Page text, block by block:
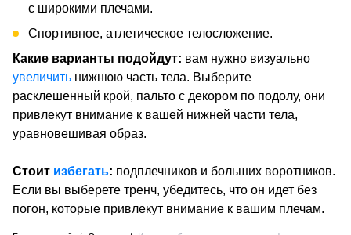
с широкими плечами.
Спортивное, атлетическое телосложение.
Какие варианты подойдут: вам нужно визуально
увеличить нижнюю часть тела. Выберите
расклешенный крой, пальто с декором по подолу, они
привлекут внимание к вашей нижней части тела,
уравновешивая образ.
Стоит избегать: подплечников и больших воротников.
Если вы выберете тренч, убедитесь, что он идет без
погон, которые привлекут внимание к вашим плечам.